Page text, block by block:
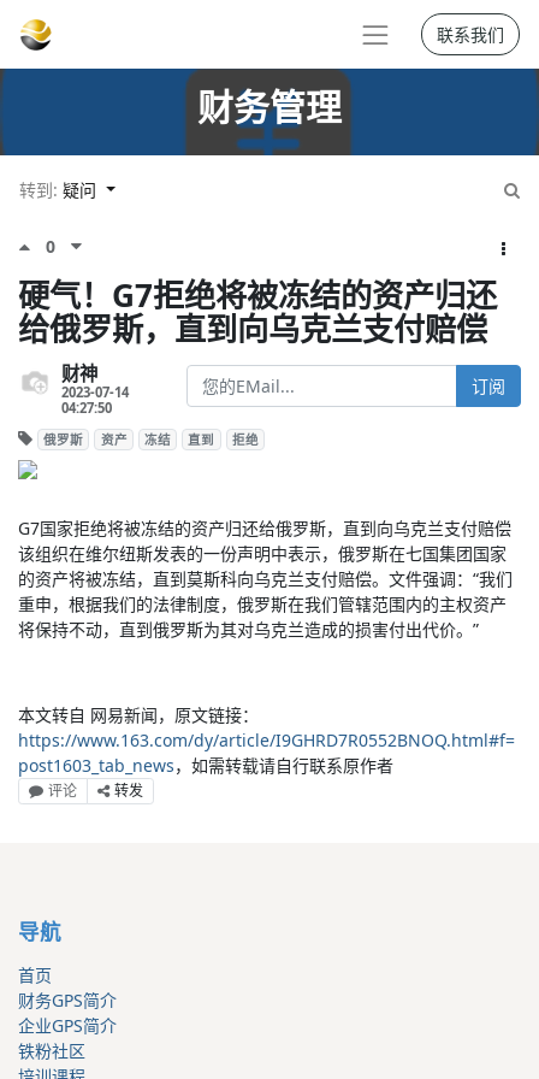
联系我们
财务管理
转到: 疑问
0
硬气！G7拒绝将被冻结的资产归还
给俄罗斯，直到向乌克兰支付赔偿
财神
2023-07-14
04:27:50
订阅
俄罗斯 资产 冻结 直到 拒绝
G7国家拒绝将被冻结的资产归还给俄罗斯，直到向乌克兰支付赔偿
该组织在维尔纽斯发表的一份声明中表示，俄罗斯在七国集团国家
的资产将被冻结，直到莫斯科向乌克兰支付赔偿。文件强调：“我们
重申，根据我们的法律制度，俄罗斯在我们管辖范围内的主权资产
将保持不动，直到俄罗斯为其对乌克兰造成的损害付出代价。”
本文转自 网易新闻，原文链接：
https://www.163.com/dy/article/I9GHRD7R0552BNOQ.html#f=
post1603_tab_news，如需转载请自行联系原作者
评论 转发
导航
首页
财务GPS简介
企业GPS简介
铁粉社区